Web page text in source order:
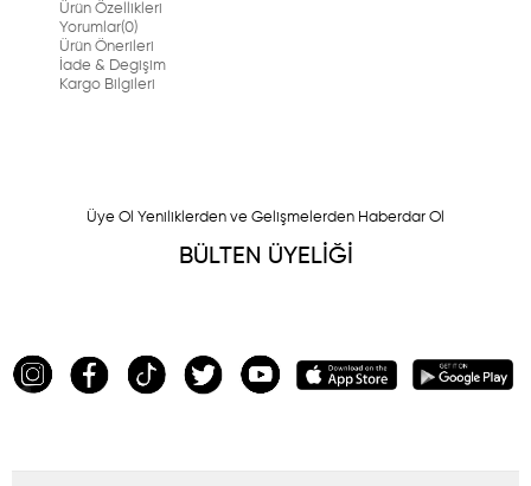
Ürün Özellikleri
Yorumlar(0)
Ürün Önerileri
İade & Degişim
Kargo Bilgileri
Üye Ol Yeniliklerden ve Gelişmelerden Haberdar Ol
BÜLTEN ÜYELİĞİ